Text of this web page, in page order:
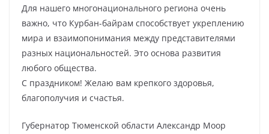
Для нашего многонационального региона очень
важно, что Курбан-байрам способствует укреплению
мира и взаимопонимания между представителями
разных национальностей. Это основа развития
любого общества.
С праздником! Желаю вам крепкого здоровья,
благополучия и счастья.
Губернатор Тюменской области Александр Моор